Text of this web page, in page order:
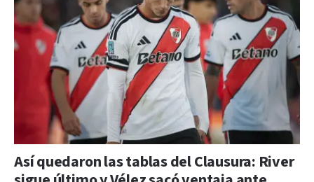
Así quedaron las tablas del Clausura: River